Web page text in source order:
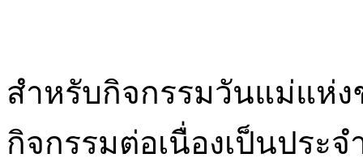
สำหรับกิจกรรมวันแม่แห่ง
กิจกรรมต่อเนื่องเป็นประ